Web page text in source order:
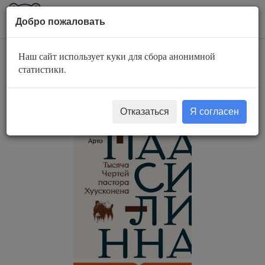
AuBook.org
Тысяча Чертей
пастора Хуусконена
Добро пожаловать
Наш сайт использует куки для сбора анонимной
статистики.
Отказаться Я согласен